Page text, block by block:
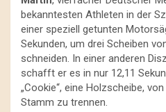
bekanntesten Athleten in der
einer speziell getunten
Sekunden, um drei Scheiben
schneiden. In einer anderen
schafft er es in nur 12,11
„Cookie“, eine Holzscheibe,
Stamm zu trennen.